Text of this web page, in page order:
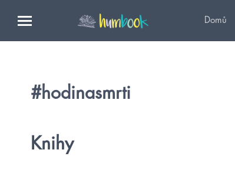
Domů
#hodinasmrti
Knihy